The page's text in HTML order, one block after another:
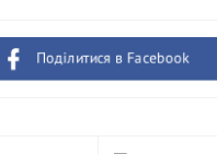
Поділитися в Facebook